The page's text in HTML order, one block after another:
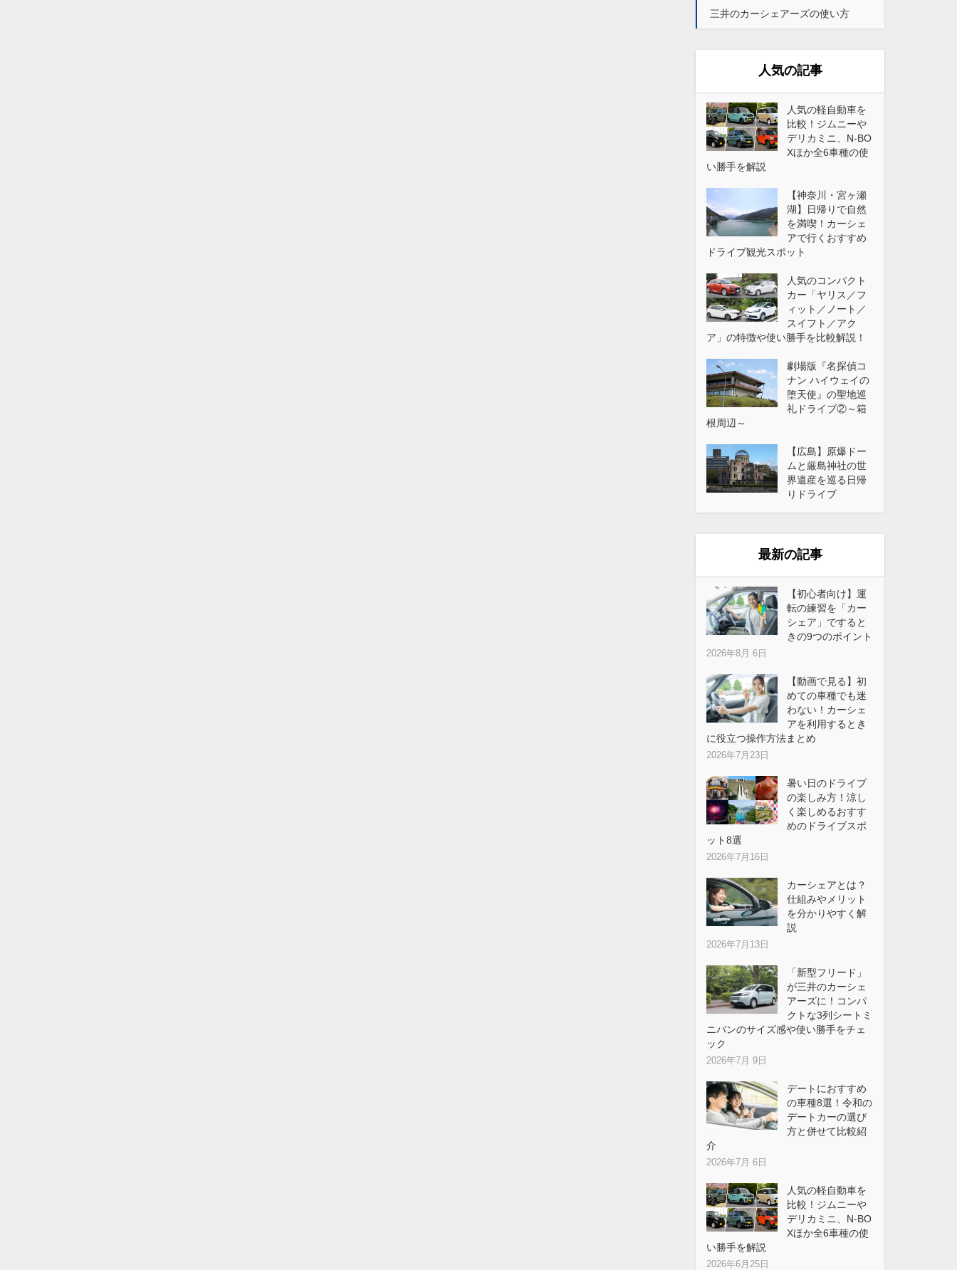
三井のカーシェアーズの使い方
人気の記事
人気の軽自動車を
比較！ジムニーや
デリカミニ、N-BO
Xほか全6車種の使
い勝手を解説
【神奈川・宮ヶ瀬
湖】日帰りで自然
を満喫！カーシェ
アで行くおすすめ
ドライブ観光スポット
人気のコンパクト
カー「ヤリス／フ
ィット／ノート／
スイフト／アク
ア」の特徴や使い勝手を比較解説！
劇場版『名探偵コ
ナン ハイウェイの
堕天使』の聖地巡
礼ドライブ②～箱
根周辺～
【広島】原爆ドー
ムと厳島神社の世
界遺産を巡る日帰
りドライブ
最新の記事
【初心者向け】運
転の練習を「カー
シェア」ですると
きの9つのポイント
2026年8月 6日
【動画で見る】初
めての車種でも迷
わない！カーシェ
アを利用するとき
に役立つ操作方法まとめ
2026年7月23日
暑い日のドライブ
の楽しみ方！涼し
く楽しめるおすす
めのドライブスポ
ット8選
2026年7月16日
カーシェアとは？
仕組みやメリット
を分かりやすく解
説
2026年7月13日
「新型フリード」
が三井のカーシェ
アーズに！コンパ
クトな3列シートミ
ニバンのサイズ感や使い勝手をチェ
ック
2026年7月 9日
デートにおすすめ
の車種8選！令和の
デートカーの選び
方と併せて比較紹
介
2026年7月 6日
人気の軽自動車を
比較！ジムニーや
デリカミニ、N-BO
Xほか全6車種の使
い勝手を解説
2026年6月25日